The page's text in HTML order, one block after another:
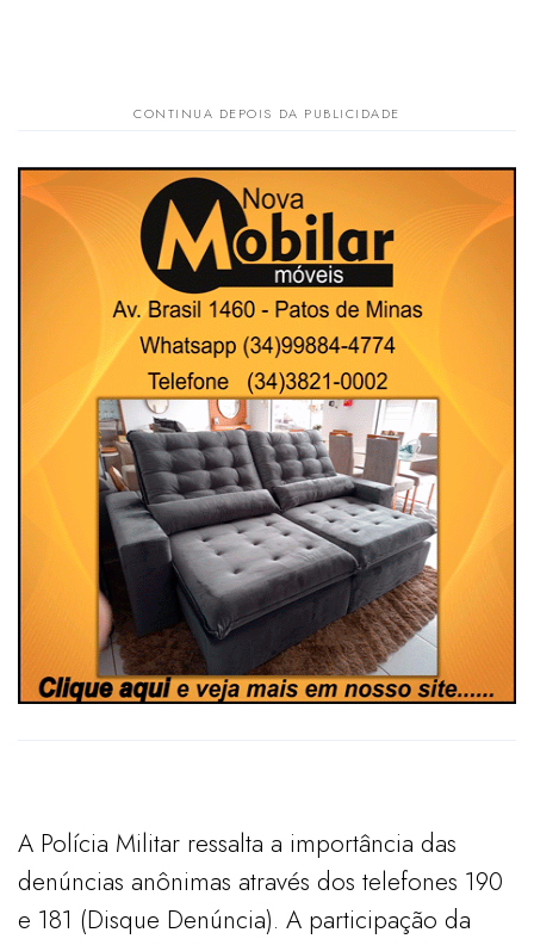
A Polícia Militar ressalta a importância das
denúncias anônimas através dos telefones 190
e 181 (Disque Denúncia). A participação da